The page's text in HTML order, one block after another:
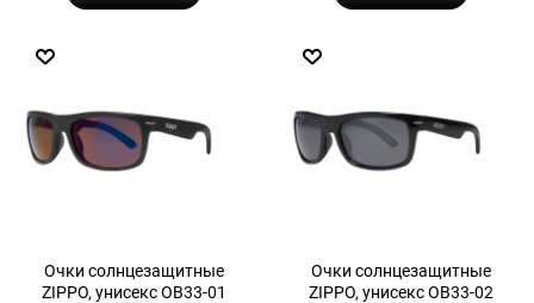
Очки солнцезащитные
ZIPPO, унисекс OB33-01
Очки солнцезащитные
ZIPPO, унисекс OB33-02